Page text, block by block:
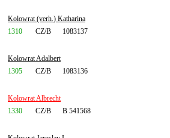
Kolowrat (verh.) Katharina
1310
CZ/B 1083137
Kolowrat Adalbert
1305
CZ/B 1083136
Kolowrat Albrecht
1330
CZ/B B 541568